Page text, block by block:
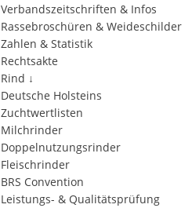
Verbandszeitschriften & Infos
Rassebroschüren & Weideschilder
Zahlen & Statistik
Rechtsakte
Rind ↓
Deutsche Holsteins
Zuchtwertlisten
Milchrinder
Doppelnutzungsrinder
Fleischrinder
BRS Convention
Leistungs- & Qualitätsprüfung